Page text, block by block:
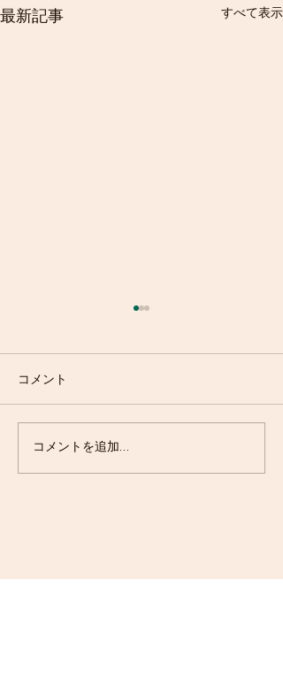
最新記事 すべて表示
ポッピング・マンゴーパ
ルフェ
コメント
コメントを追加…